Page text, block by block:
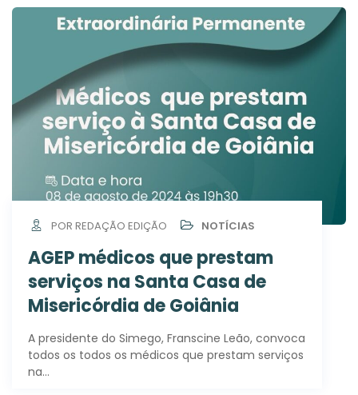
POR REDAÇÃO EDIÇÃO NOTÍCIAS
AGEP médicos que prestam
serviços na Santa Casa de
Misericórdia de Goiânia
A presidente do Simego, Franscine Leão, convoca
todos os todos os médicos que prestam serviços
na…